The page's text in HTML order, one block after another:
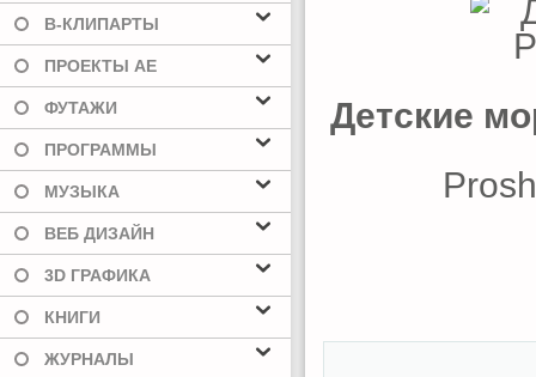
В-КЛИПАРТЫ
ПРОЕКТЫ AE
ФУТАЖИ
ПРОГРАММЫ
МУЗЫКА
ВЕБ ДИЗАЙН
3D ГРАФИКА
КНИГИ
ЖУРНАЛЫ
Детские